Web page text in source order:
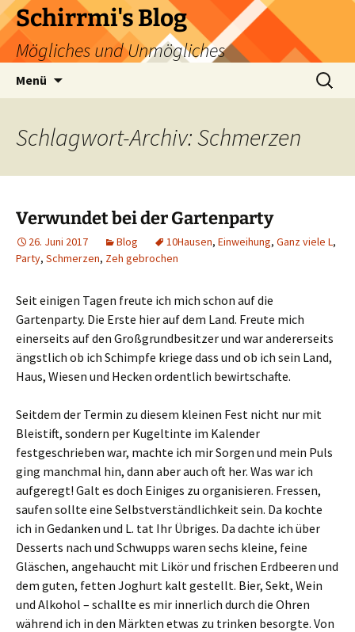
Zum
Inhalt
springen
Schirrmi's Blog
Mögliches und Unmögliches
Menü
Suchen
nach:
Schlagwort-Archiv: Schmerzen
Verwundet bei der Gartenparty
26. Juni 2017 Blog 10Hausen, Einweihung, Ganz viele L,
Party, Schmerzen, Zeh gebrochen
Seit einigen Tagen freute ich mich schon auf die
Gartenparty. Die Erste hier auf dem Land. Freute mich
einerseits auf den Großgrundbesitzer und war andererseits
ängstlich ob ich Schimpfe kriege dass und ob ich sein Land,
Haus, Wiesen und Hecken ordentlich bewirtschafte.
Seitdem der Termin zu diesem kleinen Fest nicht nur mit
Bleistift, sondern per Kugeltinte im Kalender
festgeschrieben war, machte ich mir Sorgen und mein Puls
ging manchmal hin, dann aber auch oft her. Was war ich
aufgeregt! Galt es doch Einiges zu organisieren. Fressen,
saufen sollte eine Selbstverständlichkeit sein. Da kochte
ich in Gedanken und L. tat Ihr Übriges. Da dachte ich über
Desserts nach und Schwupps waren sechs kleine, feine
Gläschen, angehaucht mit Likör und frischen Erdbeeren und
dem guten, fetten Joghurt kalt gestellt. Bier, Sekt, Wein
und Alkohol – schallte es mir innerlich durch die Ohren
während ich in den Märkten etwas zu trinken besorgte. Von